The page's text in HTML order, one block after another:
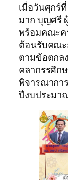
เมื่อวันศุกร์
มาก บุญศรี
พร้อมคณะค
ต้อนรับคณะ
ตามข้อตกล
คลากรรศึก
พิจารณากา
ปีงบประมา